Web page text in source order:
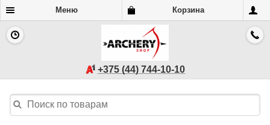
Меню Корзина
+375 (44) 744-10-10